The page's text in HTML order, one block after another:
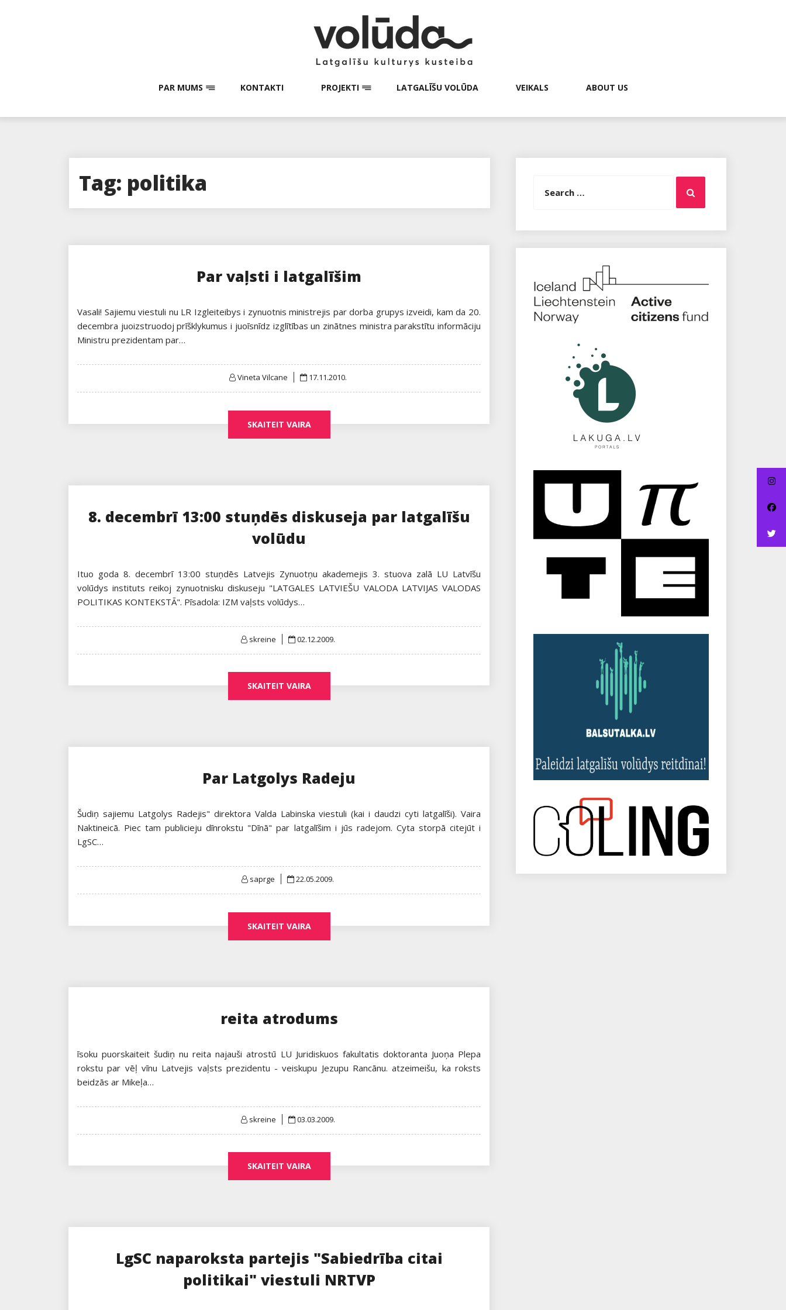
PAR MUMS KONTAKTI PROJEKTI LATGALĪŠU VOLŪDA VEIKALS ABOUT US
Tag: politika
Par vaļsti i latgalīšim
Vasali! Sajiemu viestuli nu LR Izgleiteibys i zynuotnis ministrejis par dorba grupys izveidi, kam da 20.
decembra juoizstruodoj prīšklykumus i juoīsnīdz izglītības un zinātnes ministra parakstītu informāciju
Ministru prezidentam par…
Vineta Vilcane
Posted
17.11.2010.
SKAITEIT VAIRA
8. decembrī 13:00 stuņdēs diskuseja par latgalīšu
volūdu
Ituo goda 8. decembrī 13:00 stuņdēs Latvejis Zynuotņu akademejis 3. stuova zalā LU Latvīšu
volūdys instituts reikoj zynuotnisku diskuseju "LATGALES LATVIEŠU VALODA LATVIJAS VALODAS
POLITIKAS KONTEKSTĀ". Pīsadola: IZM vaļsts volūdys…
skreine
Posted
02.12.2009.
SKAITEIT VAIRA
Par Latgolys Radeju
Šudiņ sajiemu Latgolys Radejis" direktora Valda Labinska viestuli (kai i daudzi cyti latgalīši). Vaira
Naktineicā. Piec tam publicieju dīnrokstu "Dīnā" par latgalīšim i jūs radejom. Cyta storpā citejūt i
LgSC…
saprge
Posted
22.05.2009.
SKAITEIT VAIRA
reita atrodums
īsoku puorskaiteit šudiņ nu reita najauši atrostū LU Juridiskuos fakultatis doktoranta Juoņa Plepa
rokstu par vēļ vīnu Latvejis vaļsts prezidentu - veiskupu Jezupu Rancānu. atzeimeišu, ka roksts
beidzās ar Mikeļa…
skreine
Posted
03.03.2009.
SKAITEIT VAIRA
LgSC naparoksta partejis "Sabiedrība citai
politikai" viestuli NRTVP
for:
Search